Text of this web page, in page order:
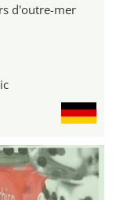
d'outre-mer